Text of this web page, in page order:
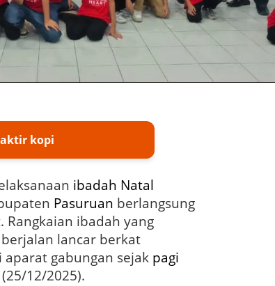
kopi
ibadah Natal
Pasuruan berlangsung
ibadah yang
berjalan lancar berkat
gabungan sejak pagi
12/2025).